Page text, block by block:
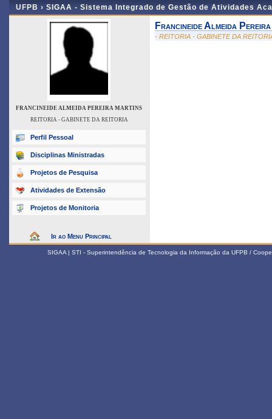
UFPB › SIGAA - Sistema Integrado de Gestão de Atividades
FRANCINEIDE ALMEIDA PEREIRA MARTINS
REITORIA - GABINETE DA REITORIA
Perfil Pessoal
Disciplinas Ministradas
Projetos de Pesquisa
Atividades de Extensão
Projetos de Monitoria
Ir ao Menu Principal
Francineide Almeida
- REITORIA - GABINETE DA
SIGAA | STI - Superintendência de Tecnologia da Informação da UFPB /